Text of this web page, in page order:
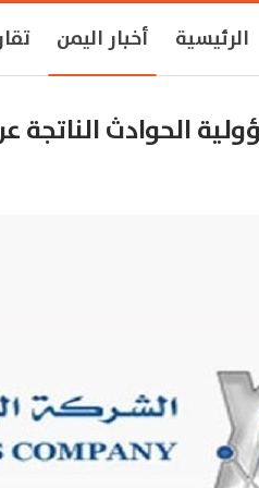
الرئيسية أخبار اليمن
الحوادث الناتجة